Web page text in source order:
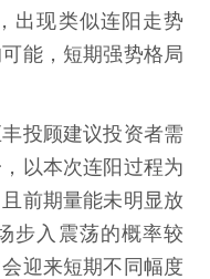
出现类似连阳走势
能，短期强势格局
投顾建议投资者需
以本次连阳过程为
前期量能未明显放
步入震荡的概率较
迎来短期不同幅度